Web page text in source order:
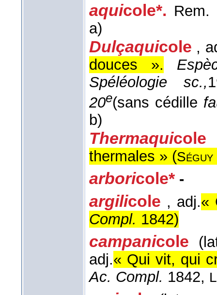
aquicole*. Rem.
a)
Dulçaquicole ,
douces ».
Spéléologie sc.,
20e(sans cédille
b)
Thermaquicole
thermales » (Séguy
arboricole* -
argilicole , adj.«
Compl. 1842)
campanicole
adj.« Qui vit, qui
Ac. Compl. 1842,